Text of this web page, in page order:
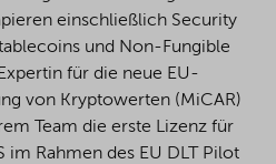
einschließlich Security
und Non-Fungible
für die neue EU-
von Kryptowerten (MiCAR)
Team die erste Lizenz für
im Rahmen des EU DLT Pilot